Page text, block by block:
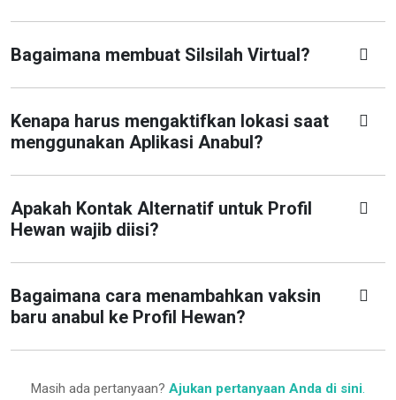
Bagaimana membuat Silsilah Virtual?
Kenapa harus mengaktifkan lokasi saat
menggunakan Aplikasi Anabul?
Apakah Kontak Alternatif untuk Profil
Hewan wajib diisi?
Bagaimana cara menambahkan vaksin
baru anabul ke Profil Hewan?
Masih ada pertanyaan? Ajukan pertanyaan Anda di sini.